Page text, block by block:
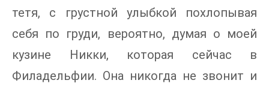
тетя, с грустной улыбкой похлопывая
себя по груди, вероятно, думая о моей
кузине Никки, которая сейчас в
Филадельфии. Она никогда не звонит и